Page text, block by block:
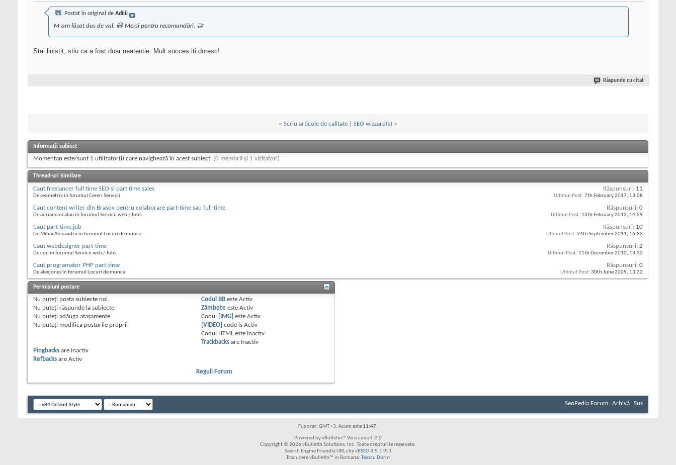
Postat în original de Adiiii
M-am lăsat dus de val. 😅 Mersi pentru recomandări. 🤝
Stai linistit, stiu ca a fost doar neatentie. Mult succes iti doresc!
Răspunde cu citat
« Scriu articole de calitate SEO wizzard(s) »
Informații subiect
Momentan este/sunt 1 utilizator(i) care navighează în acest subiect. (0 membrii și 1 vizitatori)
Thread-uri Similare
Caut freelancer full time SEO si part time sales
De seometrix în forumul Cereri Servicii
Răspunsuri: 11
Ultimul Post: 7th February 2017, 13:08
Caut content writer din Brasov pentru colaborare part-time sau full-time
De adrianciocalau în forumul Servicii web / Jobs
Răspunsuri: 0
Ultimul Post: 13th February 2013, 14:29
Caut part-time job
De Mihai Alexandru în forumul Locuri de munca
Răspunsuri: 10
Ultimul Post: 24th September 2011, 16:33
Caut webdesigner part-time
De cod în forumul Servicii web / Jobs
Răspunsuri: 2
Ultimul Post: 11th December 2010, 13:32
Caut programator PHP part-time
De alexjones în forumul Locuri de munca
Răspunsuri: 0
Ultimul Post: 30th June 2009, 13:32
Permisiuni postare
Nu puteţi posta subiecte noi.
Nu puteţi răspunde la subiecte
Nu puteţi adăuga ataşamente
Nu puteţi modifica posturile proprii
Codul BB esteActiv
Zâmbete esteActiv
Codul
[IMG] esteActiv
[VIDEO] code isActiv
Codul HTML este Inactiv
Trackbacks are Inactiv
Pingbacks are Inactiv
Refbacks are Activ
Reguli Forum
SeoPedia Forum Arhivă Sus
Fus orar: GMT +3. Acum este 11:47.
Powered by vBulletin™ Versiunea 4.2.0
Copyright © 2026 vBulletin Solutions, Inc. Toate drepturile rezervate.
Search Engine Friendly URLs byvBSEO3.5.1 PL1
Traducere vBulletin™ in Romana: Teascu Dorin